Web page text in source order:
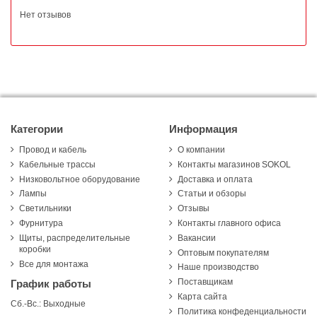
Нет отзывов
Категории
Провод и кабель
Кабельные трассы
Низковольтное оборудование
Лампы
Светильники
Фурнитура
Щиты, распределительные
коробки
Все для монтажа
График работы
Сб.-Вс.: Выходные
Информация
О компании
Контакты магазинов SOKOL
Доставка и оплата
Статьи и обзоры
Отзывы
Контакты главного офиса
Вакансии
Оптовым покупателям
Наше производство
Поставщикам
Карта сайта
Политика конфеденциальности